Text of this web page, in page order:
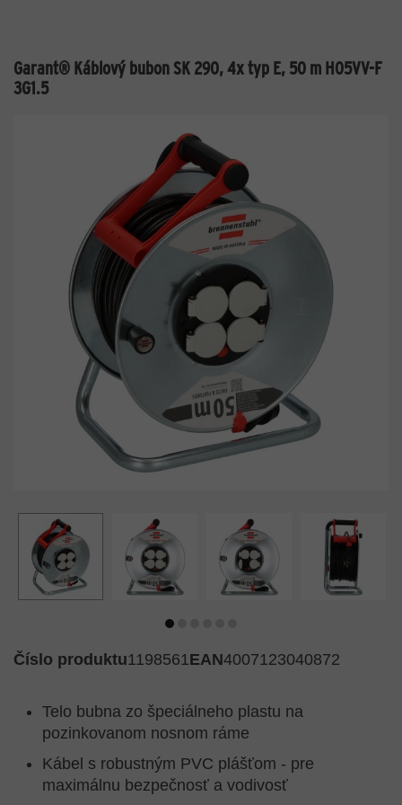
Garant® Káblový bubon SK 290, 4x typ E, 50 m H05VV-F
3G1.5
Číslo produktu1198561EAN4007123040872
Telo bubna zo špeciálneho plastu na
pozinkovanom nosnom ráme
Kábel s robustným PVC plášťom - pre
maximálnu bezpečnosť a vodivosť